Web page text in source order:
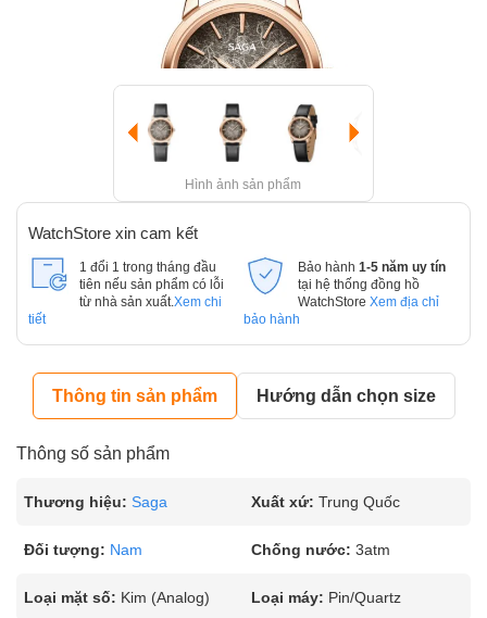
Hình ảnh sản phẩm
WatchStore xin cam kết
1 đổi 1 trong tháng đầu
tiên nếu sản phẩm có lỗi
từ nhà sản xuất. Xem chi
tiết
Bảo hành 1-5 năm uy tín
tại hệ thống đồng hồ
WatchStore Xem địa chỉ
bảo hành
Thông tin sản phẩm Hướng dẫn chọn size
Thông số sản phẩm
Thương hiệu: Saga Xuất xứ: Trung Quốc
Đối tượng: Nam Chống nước: 3atm
Loại mặt số: Kim (Analog) Loại máy: Pin/Quartz